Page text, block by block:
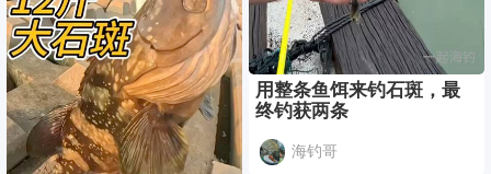
用整条鱼饵来钓石斑，最
终钓获两条
海钓哥